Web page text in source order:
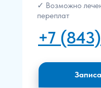
✓ Возможно
переплат
+7